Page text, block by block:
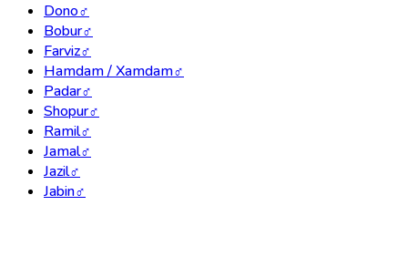
Dono♂
Bobur♂
Farviz♂
Hamdam / Xamdam♂
Padar♂
Shopur♂
Ramil♂
Jamal♂
Jazil♂
Jabin♂